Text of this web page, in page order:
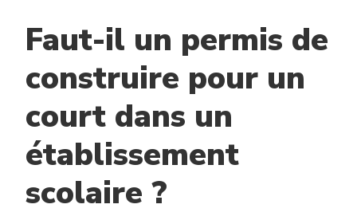
Faut-il un permis de
construire pour un
court dans un
établissement
scolaire ?